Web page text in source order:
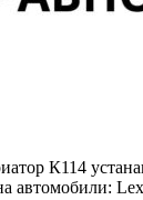
К114
автомобили: